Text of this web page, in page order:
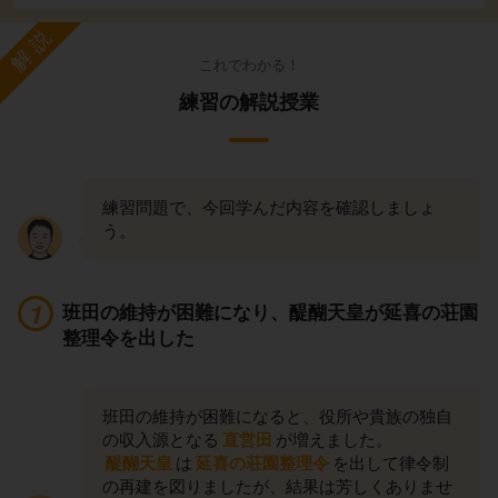
解説 これでわかる！
練習の解説授業
練習問題で、今回学んだ内容を確認しましょ
う。
班田の維持が困難になり、醍醐天皇が延喜の荘園
整理令を出した
班田の維持が困難になると、役所や貴族の独自
の収入源となる 直営田 が増えました。
醍醐天皇 は 延喜の荘園整理令 を出して律令制
の再建を図りましたが、結果は芳しくありませ